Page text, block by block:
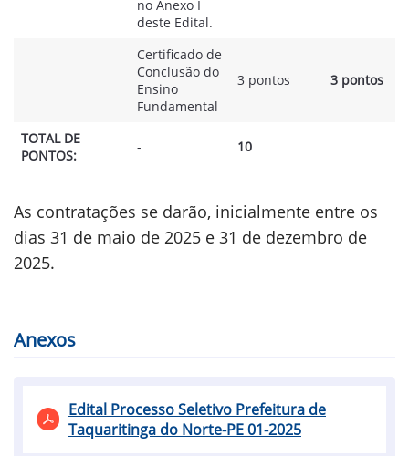
no Anexo I
deste Edital.
Certificado de
Conclusão do
Ensino
Fundamental
3 pontos 3 pontos
TOTAL DE
PONTOS:
- 10
As contratações se darão, inicialmente entre os
dias 31 de maio de 2025 e 31 de dezembro de
2025.
Anexos
Edital Processo Seletivo Prefeitura de
Taquaritinga do Norte-PE 01-2025